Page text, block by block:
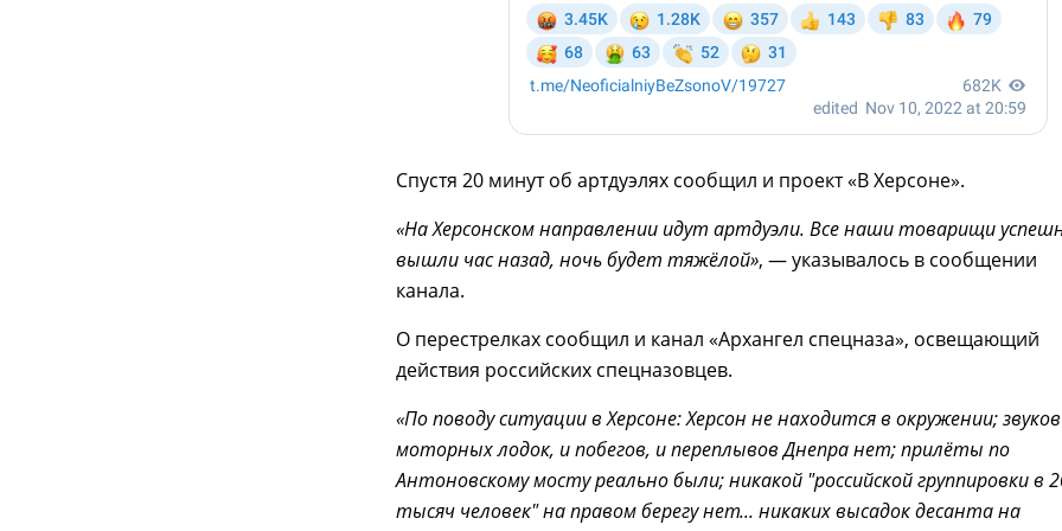
Спустя 20 минут об артдуэлях сообщил и проект «В Херсоне».
«На Херсонском направлении идут артдуэли. Все наши товарищи
вышли час назад, ночь будет тяжёлой», — указывалось в сообщении
канала.
О перестрелках сообщил и канал «Архангел спецназа», освещающий
действия российских спецназовцев.
«По поводу ситуации в Херсоне: Херсон не находится в окружении; звуков
моторных лодок, и побегов, и переплывов Днепра нет; прилёты по
Антоновскому мосту реально были; никакой "российской группировки в
тысяч человек" на правом берегу нет... никаких высадок десанта на